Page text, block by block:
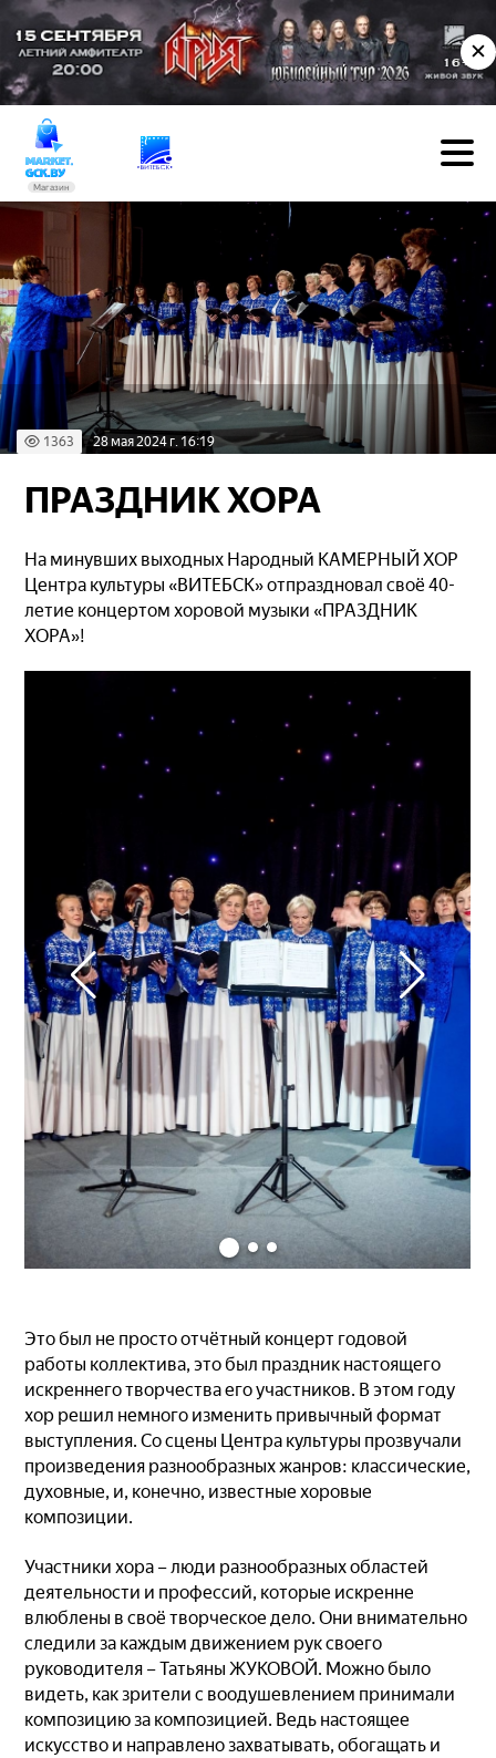
✕
Магазин
1363 28 мая 2024 г. 16:19
ПРАЗДНИК ХОРА
На минувших выходных Народный КАМЕРНЫЙ ХОР
Центра культуры «ВИТЕБСК» отпраздновал своё 40-
летие концертом хоровой музыки «ПРАЗДНИК
ХОРА»!
Это был не просто отчётный концерт годовой
работы коллектива, это был праздник настоящего
искреннего творчества его участников. В этом году
хор решил немного изменить привычный формат
выступления. Со сцены Центра культуры прозвучали
произведения разнообразных жанров: классические,
духовные, и, конечно, известные хоровые
композиции.
Участники хора – люди разнообразных областей
деятельности и профессий, которые искренне
влюблены в своё творческое дело. Они внимательно
следили за каждым движением рук своего
руководителя – Татьяны ЖУКОВОЙ. Можно было
видеть, как зрители с воодушевлением принимали
композицию за композицией. Ведь настоящее
искусство и направлено захватывать, обогащать и